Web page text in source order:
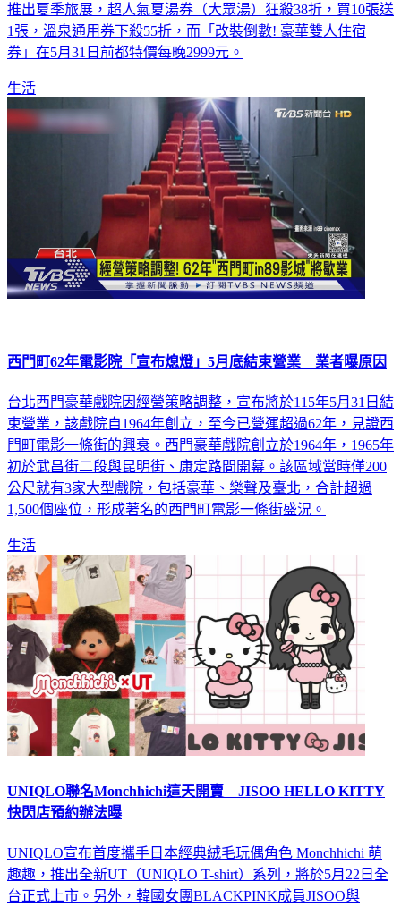
推出夏季旅展，超人氣夏湯券（大眾湯）狂殺38折，買10張送
1張，溫泉通用券下殺55折，而「改裝倒數! 豪華雙人住宿
券」在5月31日前都特價每晚2999元。
生活
西門町62年電影院「宣布熄燈」5月底結束營業 業者曝原因
台北西門豪華戲院因經營策略調整，宣布將於115年5月31日結
束營業，該戲院自1964年創立，至今已營運超過62年，見證西
門町電影一條街的興衰。西門豪華戲院創立於1964年，1965年
初於武昌街二段與昆明街、康定路間開幕。該區域當時僅200
公尺就有3家大型戲院，包括豪華、樂聲及臺北，合計超過
1,500個座位，形成著名的西門町電影一條街盛況。
生活
UNIQLO聯名Monchhichi這天開賣 JISOO HELLO KITTY
快閃店預約辦法曝
UNIQLO宣布首度攜手日本經典絨毛玩偶角色 Monchhichi 萌
趣趣，推出全新UT（UNIQLO T-shirt）系列，將於5月22日全
台正式上市。另外，韓國女團BLACKPINK成員JISOO與